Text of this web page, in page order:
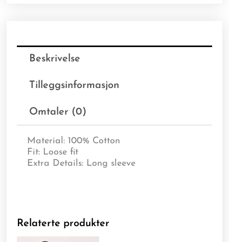
Beskrivelse
Tilleggsinformasjon
Omtaler (0)
Material: 100% Cotton
Fit: Loose fit
Extra Details: Long sleeve
Relaterte produkter